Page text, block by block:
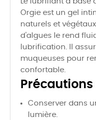
Orgie est un gel
naturels et
d'algues le rend
lubrification. Il
muqueuses pour
confortable.
Conserver dans
lumière.